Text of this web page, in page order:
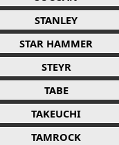
STANLEY
STAR HAMMER
STEYR
TABE
TAKEUCHI
TAMROCK